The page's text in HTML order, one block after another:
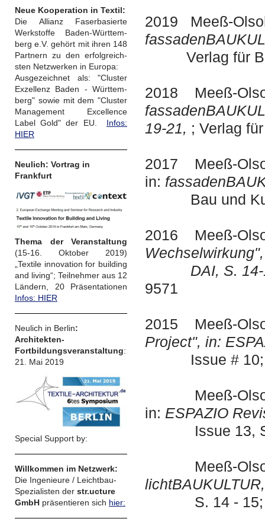
2019 Meeß-
Verlag für Bau
2018 Meeß-
19-21, ; Verlag
2017 Meeß-
in:
Bau und
2016 Meeß-
DAI, S. 14-
9571
2015 Meeß-
Project", in:
Issue # 10;
Meeß-
in: ESPAZIO
Issue 13,
Meeß-
S. 14 - 15;
Neue Kooperation in Textil:
Die Allianz Faserbasierte
Werkstoffe Baden-Württem-
berg e.V. gehört mit ihren 148
Partnern zu den erfolgreich-
sten Netzwerken in Europa:
Ausgezeichnet als: "Cluster
Exzellenz Baden - Württem-
berg" sowie mit dem "Cluster
Management Excellence
Label Gold" der EU. Infos:
HIER
Neulich: Vortrag in
Frankfurt
Thema der Veranstaltung
(15-16. Oktober 2019)
„Textile innovation for building
and living“; Teilnehmer aus 12
Ländern, 20 Präsentationen
Infos: HIER
Neulich in Berlin:
Architekten-
Fortbildungsveranstaltung:
21. Mai 2019
Special Support by:
Willkommen im Netzwerk:
Die Ingenieure / Leichtbau-
Spezialisten der str.ucture
GmbH präsentieren sich hier: